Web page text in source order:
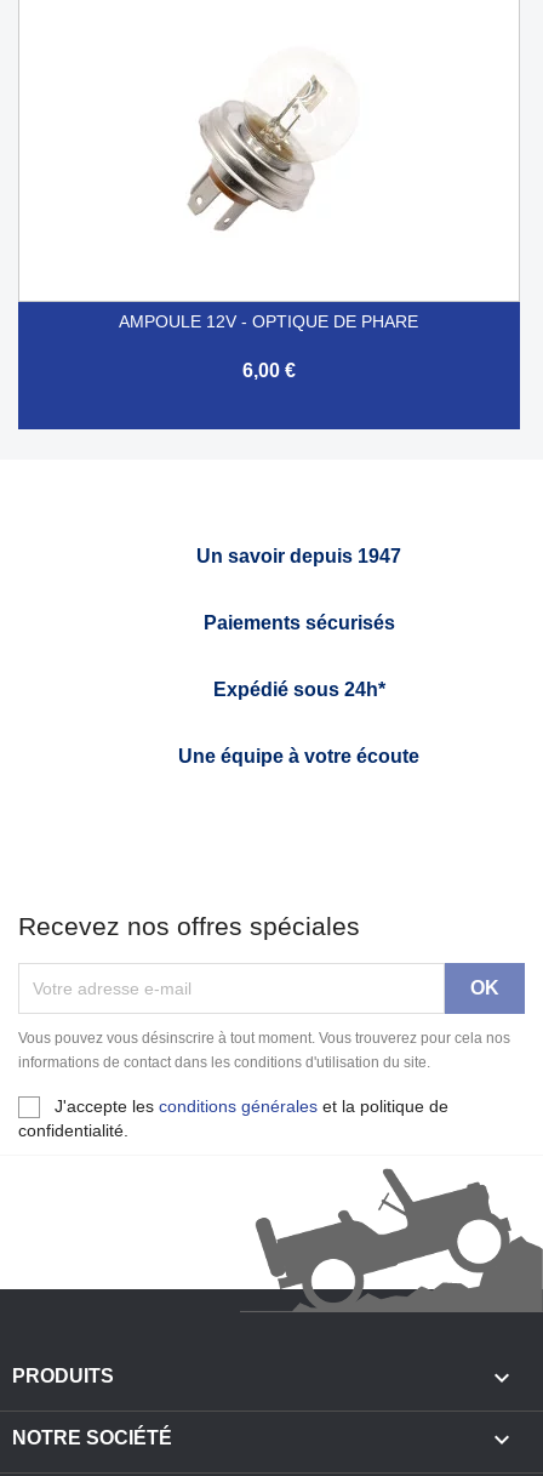
AMPOULE 12V - OPTIQUE DE PHARE
6,00 €
Un savoir depuis 1947
Paiements sécurisés
Expédié sous 24h*
Une équipe à votre écoute
Recevez nos offres spéciales
Vous pouvez vous désinscrire à tout moment. Vous trouverez pour cela nos
informations de contact dans les conditions d'utilisation du site.
J'accepte les conditions générales et la politique de
confidentialité.
PRODUITS 
NOTRE SOCIÉTÉ 